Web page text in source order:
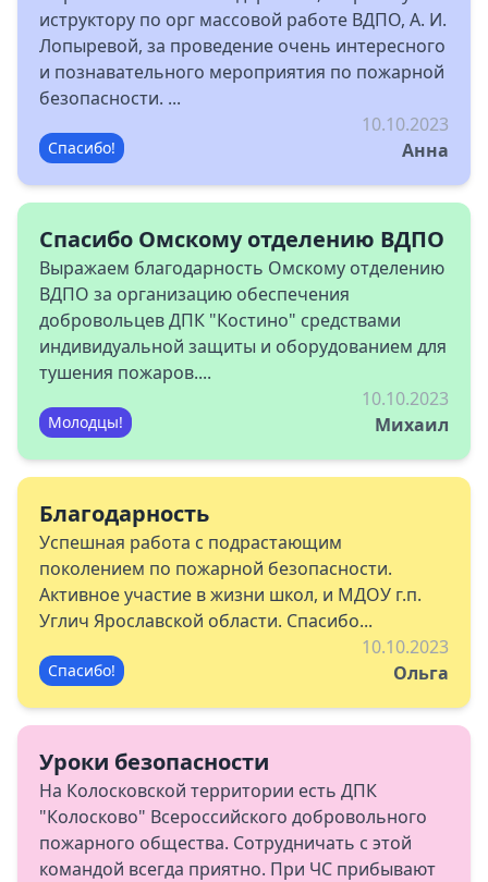
иструктору по орг массовой работе ВДПО, А. И.
Лопыревой, за проведение очень интересного
и познавательного мероприятия по пожарной
безопасности. ...
Спасибо!
10.10.2023
Анна
Спасибо Омскому отделению ВДПО
Выражаем благодарность Омскому отделению
ВДПО за организацию обеспечения
добровольцев ДПК "Костино" средствами
индивидуальной защиты и оборудованием для
тушения пожаров....
Молодцы!
10.10.2023
Михаил
Благодарность
Успешная работа с подрастающим
поколением по пожарной безопасности.
Активное участие в жизни школ, и МДОУ г.п.
Углич Ярославской области. Спасибо...
Спасибо!
10.10.2023
Ольга
Уроки безопасности
На Колосковской территории есть ДПК
"Колосково" Всероссийского добровольного
пожарного общества. Сотрудничать с этой
командой всегда приятно. При ЧС прибывают